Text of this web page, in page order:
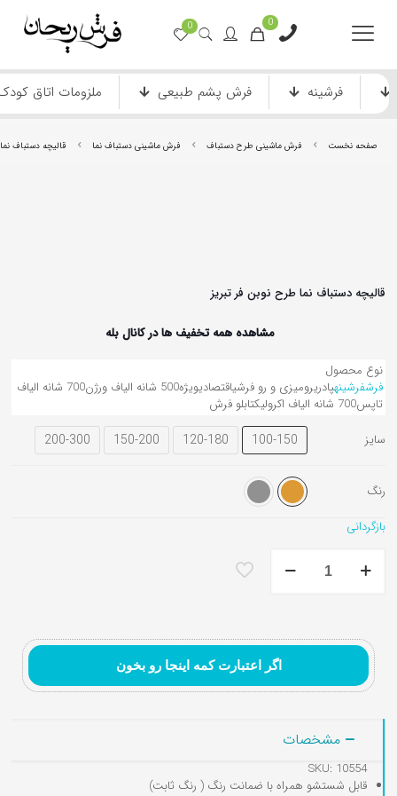
0
0
فرشینه فرش پشم طبیعی ملزومات اتاق
صفحه نخست فرش ماشینی طرح دستباف فرش ماشینی دستباف نما قالیچه دستباف
قالیچه دستباف نما طرح نوبن فر تبریز
مشاهده همه تخفیف ها در کانال بله
نوع محصول
فرشفرشینهپادریرومیزی و رو فرشیاقتصادیویژه500 شانه الیاف ورژن
700 شانه الیاف
تاپس700 شانه الیاف اکرولیک
تابلو فرش
سایز
100-150
120-180
150-200
200-300
رنگ
بازگردانی
دستباف
تبریز
عدد
اگر اعتبارت کمه اینجا رو بخون
مشخصات
SKU: 10554
قابل شستشو همراه با ضمانت رنگ ( رنگ ثابت)
فرش ماشینی دستباف نما فرش انیمیشن
تابلوفرش گل و گلدان
تابلوفرش نقاشی ایرانی و